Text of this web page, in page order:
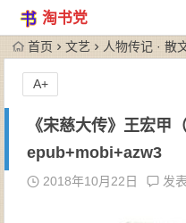
淘书党
首页 文艺 人物传记 · 散
《宋慈大传》王宏甲
epub+mobi+azw3
2018年10月22日 发
A+